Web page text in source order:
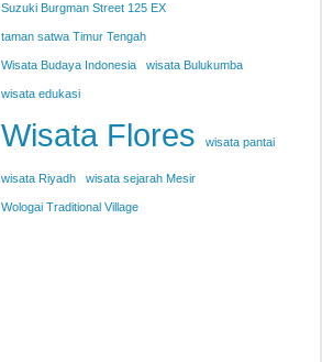
Suzuki Burgman Street 125 EX
taman satwa Timur Tengah
Wisata Budaya Indonesia wisata Bulukumba
wisata edukasi
Wisata Flores wisata pantai
wisata Riyadh wisata sejarah Mesir
Wologai Traditional Village